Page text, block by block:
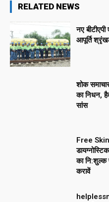
RELATED NEWS
नए
आपूर्ति
शोक
का निधन,
सांस
Free
का नि:शुल्क
करावें